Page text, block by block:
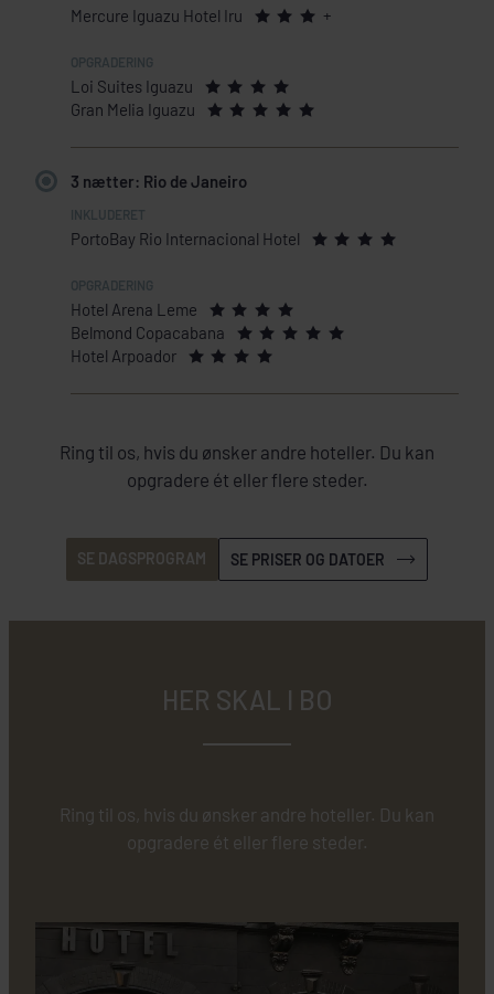
Mercure Iguazu Hotel Iru +
Loi Suites Iguazu
Gran Melia Iguazu
3 nætter: Rio de Janeiro
PortoBay Rio Internacional Hotel
Hotel Arena Leme
Belmond Copacabana
Hotel Arpoador
Ring til os, hvis du ønsker andre hoteller. Du kan
opgradere ét eller flere steder.
SE DAGSPROGRAM SE PRISER OG DATOER
HER SKAL I BO
Ring til os, hvis du ønsker andre hoteller. Du kan
opgradere ét eller flere steder.